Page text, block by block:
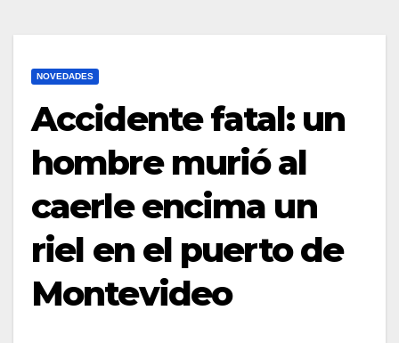
NOVEDADES
Accidente fatal: un
hombre murió al
caerle encima un
riel en el puerto de
Montevideo